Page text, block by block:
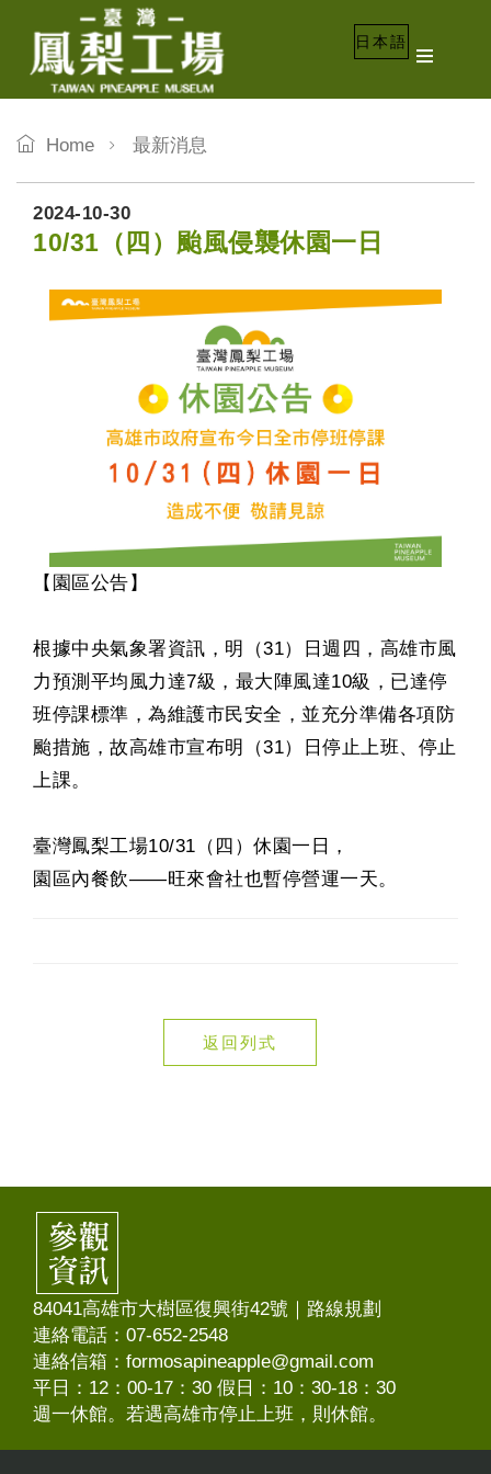
日本語
Home 最新消息
2024-10-30
10/31（四）颱風侵襲休園一日
【園區公告】
根據中央氣象署資訊，明（31）日週四，高雄市風
力預測平均風力達7級，最大陣風達10級，已達停
班停課標準，為維護市民安全，並充分準備各項防
颱措施，故高雄市宣布明（31）日停止上班、停止
上課。
臺灣鳳梨工場10/31（四）休園一日，
園區內餐飲——旺來會社也暫停營運一天。
返回列式
84041高雄市大樹區復興街42號｜ 路線規劃
連絡電話：07-652-2548
連絡信箱：formosapineapple@gmail.com
平日：12：00-17：30 假日：10：30-18：30
週一休館。若遇高雄市停止上班，則休館。